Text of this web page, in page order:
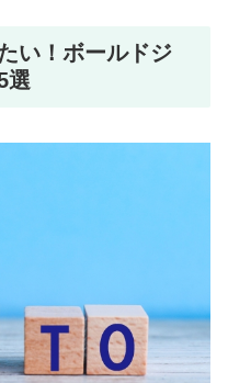
い！ボールドジ
選